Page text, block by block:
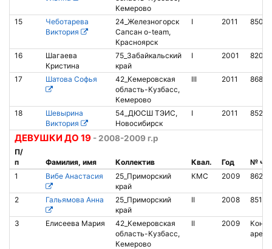
Кемерово
15
Чеботарева
Виктория
24_Железногорск
Сапсан o-team,
Красноярск
I 2011
16
Шагаева
Кристина
75_Забайкальский
край
I 2001
17 Шатова Софья
42_Кемеровская
область-Кузбасс,
Кемерово
III 2011
18
Шевырина
Виктория
54_ДЮСШ ТЭИС,
Новосибирск
I 2011
ДЕВУШКИ ДО 19 - 2008-2009 г.р
П/
п
Фамилия, имя Коллектив Квал. Год
№
1
Вибе Анастасия
25_Приморский
край
КМС 2009
2 Гальямова Анна
25_Приморский
край
II 2008
3 Елисеева Мария
42_Кемеровская
область-Кузбасс,
Кемерово
II 2009